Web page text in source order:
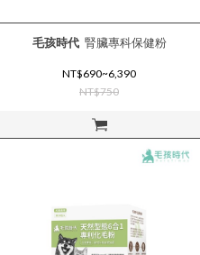
立即購買
毛孩時代 腎臟專科保健粉
NT$690~6,390
NT$750